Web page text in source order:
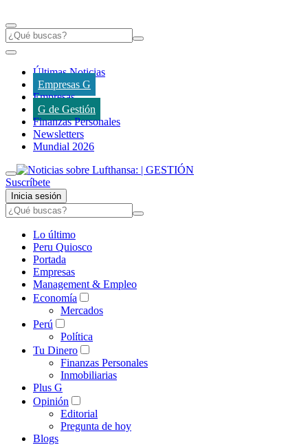
Últimas Noticias
Empresas G
Empresas
G de Gestión
Finanzas Personales
Newsletters
Mundial 2026
Suscríbete
Inicia sesión
Lo último
Peru Quiosco
Portada
Empresas
Management & Empleo
Economía
Mercados
Perú
Política
Tu Dinero
Finanzas Personales
Inmobiliarias
Plus G
Opinión
Editorial
Pregunta de hoy
Blogs